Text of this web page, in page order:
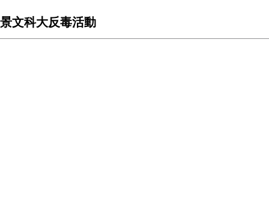
景文科大反毒活動